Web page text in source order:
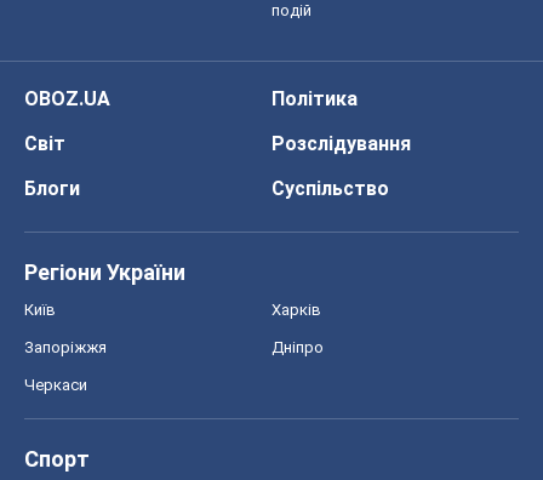
подій
OBOZ.UA
Політика
Світ
Розслідування
Блоги
Суспільство
Регіони України
Київ Харків
Запоріжжя Дніпро
Черкаси
Спорт